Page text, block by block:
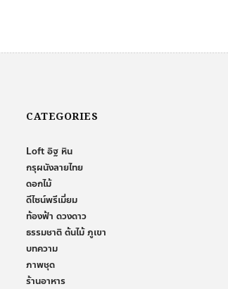
CATEGORIES
Loft อิฐ หิน
กรุผนังลายไทย
ดอกไม้
ดีไซน์พรีเมี่ยม
ท้องฟ้า ดวงดาว
ธรรมชาติ ต้นไม้ ภูเขา
บทความ
ภาพชุด
ร้านอาหาร